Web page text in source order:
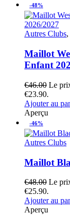
-48%
Autres Clubs,
Maillot
Enfant
€46.00 Le
€23.90.
Ajouter au
Aperçu
-46%
Autres Clubs
Maillot
€48.00 Le
€25.90.
Ajouter au
Aperçu